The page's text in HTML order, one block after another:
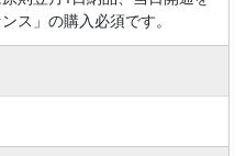
ス」の購入必須です。